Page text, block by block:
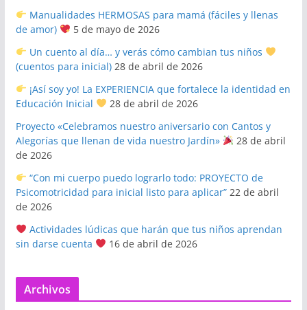
Manualidades HERMOSAS para mamá (fáciles y llenas
de amor)
5 de mayo de 2026
Un cuento al día… y verás cómo cambian tus niños
(cuentos para inicial) 28 de abril de 2026
¡Así soy yo! La EXPERIENCIA que fortalece la identidad en
Educación Inicial
28 de abril de 2026
Proyecto «Celebramos nuestro aniversario con Cantos y
Alegorías que llenan de vida nuestro Jardín»
28 de abril
de 2026
“Con mi cuerpo puedo lograrlo todo: PROYECTO de
Psicomotricidad para inicial listo para aplicar” 22 de abril
de 2026
Actividades lúdicas que harán que tus niños aprendan
sin darse cuenta
16 de abril de 2026
Archivos